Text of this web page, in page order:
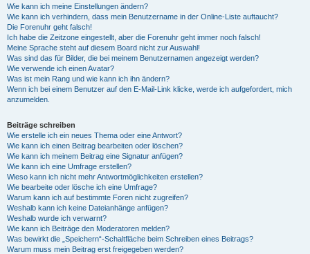
Wie kann ich meine Einstellungen ändern?
Wie kann ich verhindern, dass mein Benutzername in der Online-Liste auftaucht?
Die Forenuhr geht falsch!
Ich habe die Zeitzone eingestellt, aber die Forenuhr geht immer noch falsch!
Meine Sprache steht auf diesem Board nicht zur Auswahl!
Was sind das für Bilder, die bei meinem Benutzernamen angezeigt werden?
Wie verwende ich einen Avatar?
Was ist mein Rang und wie kann ich ihn ändern?
Wenn ich bei einem Benutzer auf den E-Mail-Link klicke, werde ich aufgefordert, mich
anzumelden.
Beiträge schreiben
Wie erstelle ich ein neues Thema oder eine Antwort?
Wie kann ich einen Beitrag bearbeiten oder löschen?
Wie kann ich meinem Beitrag eine Signatur anfügen?
Wie kann ich eine Umfrage erstellen?
Wieso kann ich nicht mehr Antwortmöglichkeiten erstellen?
Wie bearbeite oder lösche ich eine Umfrage?
Warum kann ich auf bestimmte Foren nicht zugreifen?
Weshalb kann ich keine Dateianhänge anfügen?
Weshalb wurde ich verwarnt?
Wie kann ich Beiträge den Moderatoren melden?
Was bewirkt die „Speichern“-Schaltfläche beim Schreiben eines Beitrags?
Warum muss mein Beitrag erst freigegeben werden?